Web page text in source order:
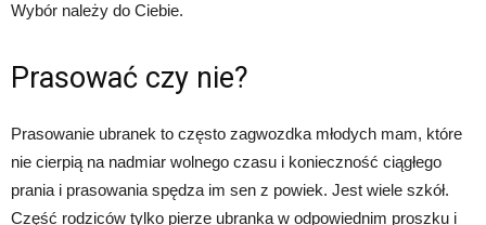
Wybór należy do Ciebie.
Prasować czy nie?
Prasowanie ubranek to często zagwozdka młodych mam, które
nie cierpią na nadmiar wolnego czasu i konieczność ciągłego
prania i prasowania spędza im sen z powiek. Jest wiele szkół.
Część rodziców tylko pierze ubranka w odpowiednim proszku i